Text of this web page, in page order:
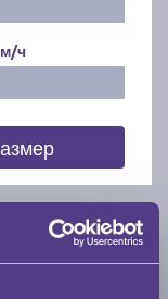
ч
автомобил